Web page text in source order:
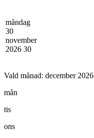
måndag
30
november
2026 30
Vald månad: december 2026
mån
tis
ons